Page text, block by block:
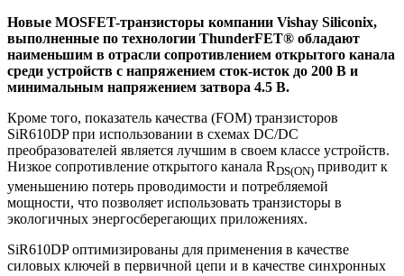
Новые MOSFET-транзисторы компании Vishay Siliconix,
выполненные по технологии ThunderFET® обладают
наименьшим в отрасли сопротивлением открытого канала
среди устройств с напряжением сток-исток до 200 В и
минимальным напряжением затвора 4.5 В.
Кроме того, показатель качества (FOM) транзисторов
SiR610DP при использовании в схемах DC/DC
преобразователей является лучшим в своем классе устройств.
Низкое сопротивление открытого канала RDS(ON) приводит к
уменьшению потерь проводимости и потребляемой
мощности, что позволяет использовать транзисторы в
экологичных энергосберегающих приложениях.
SiR610DP оптимизированы для применения в качестве
силовых ключей в первичной цепи и в качестве синхронных